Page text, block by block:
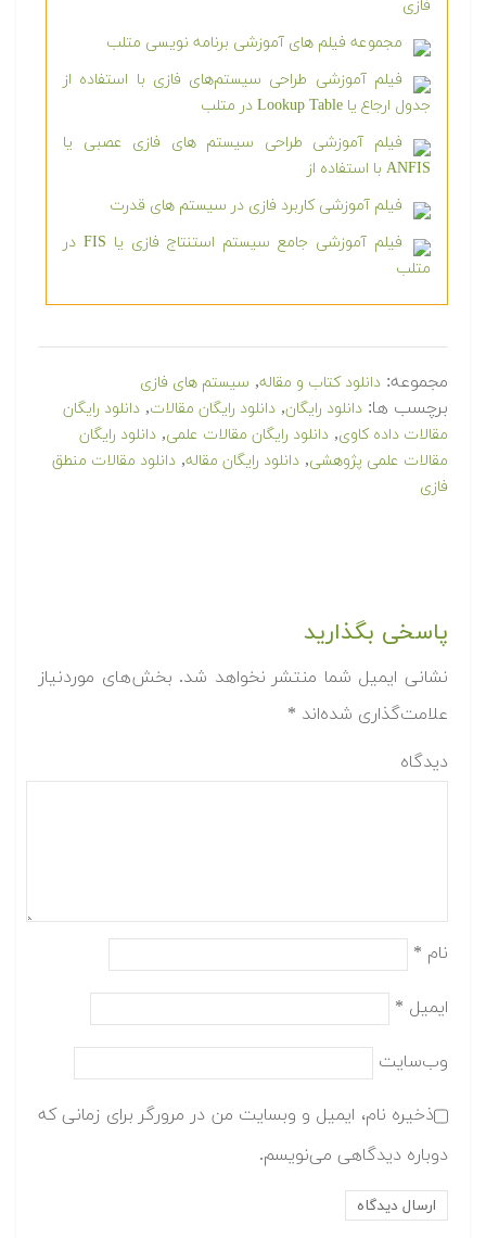
فازی
مجموعه فیلم های آموزشی برنامه نویسی متلب
فیلم آموزشی طراحی سیستم‌های فازی با استفاده از
جدول ارجاع یا Lookup Table در متلب
فیلم آموزشی طراحی سیستم های فازی عصبی یا
ANFIS با استفاده از
فیلم آموزشی کاربرد فازی در سیستم های قدرت
فیلم آموزشی جامع سیستم استنتاج فازی یا FIS در
متلب
مجموعه: دانلود کتاب و مقاله, سیستم های فازی
برچسب ها: دانلود رایگان, دانلود رایگان مقالات, دانلود رایگان
مقالات داده کاوی, دانلود رایگان مقالات علمی, دانلود رایگان
مقالات علمی پژوهشی, دانلود رایگان مقاله, دانلود مقالات منطق
فازی
پاسخی بگذارید
نشانی ایمیل شما منتشر نخواهد شد. بخش‌های موردنیاز
علامت‌گذاری شده‌اند *
دیدگاه
نام *
ایمیل *
وب‌سایت
ذخیره نام، ایمیل و وبسایت من در مرورگر برای زمانی که
دوباره دیدگاهی می‌نویسم.